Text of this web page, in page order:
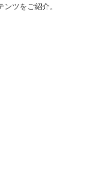
ツをご紹介。